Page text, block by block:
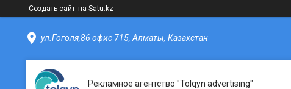
Создать сайт на Satu.kz
ул.Гоголя,86 офис 715, Алматы, Казахстан
Рекламное агентство "Tolqyn advertising"